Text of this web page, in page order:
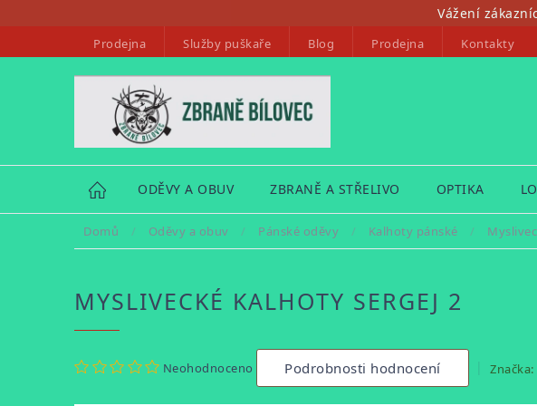
Vážení
Prodejna Služby puškaře Blog Prodejna Kontakty
HOME ODĚVY A OBUV ZBRANĚ A STŘELIVO OPTIKA
Domů / Oděvy a obuv / Pánské oděvy / Kalhoty pánské /
MYSLIVECKÉ KALHOTY SERGEJ 2
hodnocení
Neohodnoceno Podrobnosti hodnocení Značka: